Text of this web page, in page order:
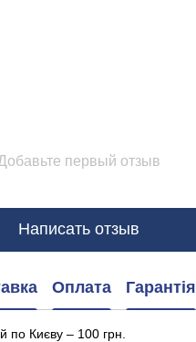
первый отзыв
Написать отзыв
Оплата Гарантія
по Києву – 100 грн.